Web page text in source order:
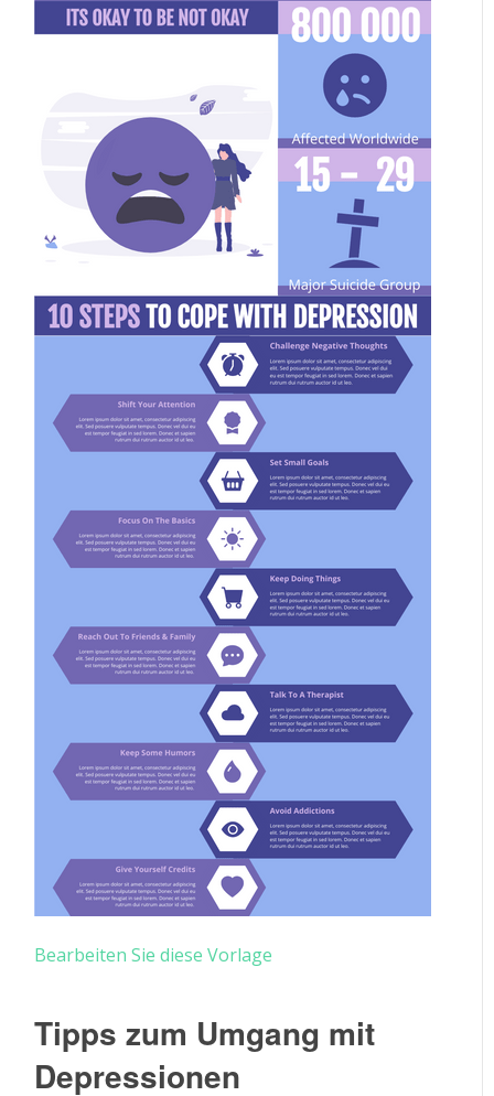
Bearbeiten Sie diese Vorlage
Tipps zum Umgang mit
Depressionen